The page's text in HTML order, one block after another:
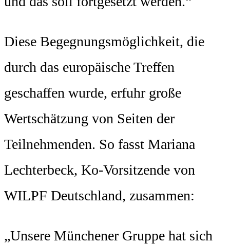
Diese Begegnungsmöglichkeit, die
durch das europäische Treffen
geschaffen wurde, erfuhr große
Wertschätzung von Seiten der
Teilnehmenden. So fasst Mariana
Lechterbeck, Ko-Vorsitzende von
WILPF Deutschland, zusammen:
„Unsere Münchener Gruppe hat sich